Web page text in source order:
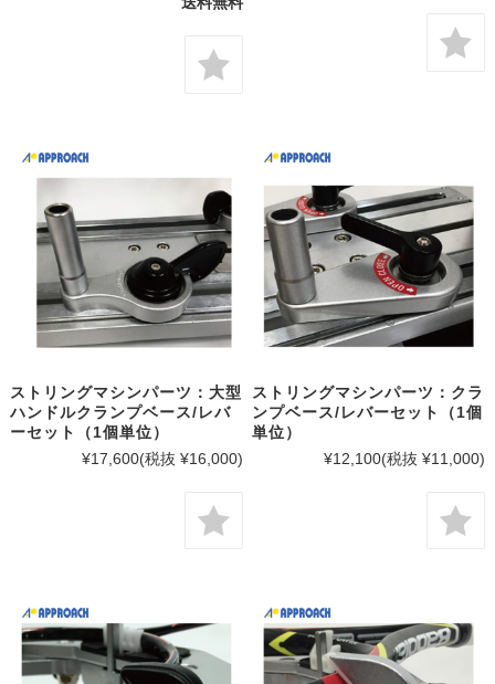
ストリングマシンパーツ：大型
ハンドルクランプベース/レバ
ーセット（1個単位）
¥17,600(税抜 ¥16,000)
ストリングマシンパーツ：クラ
ンプベース/レバーセット（1個
単位）
¥12,100(税抜 ¥11,000)